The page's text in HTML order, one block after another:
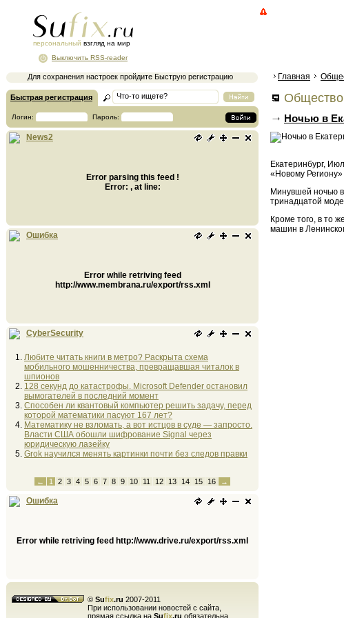
персональный взгляд на мир
Для сохранения настроек пройдите Быструю регистрацию
Выключить RSS-reader
Быстрая регистрация
Логин: Пароль:
News2
Error parsing this feed !
Error: , at line:
Ошибка
Error while retriving feed
http://www.membrana.ru/export/rss.xml
CyberSecurity
Любите читать книги в метро? Раскрыта схема
мобильного мошенничества, превращавшая читалок в
шпионов
128 секунд до катастрофы. Microsoft Defender остановил
вымогателей в последний момент
Способен ли квантовый компьютер решить задачу, перед
которой математики пасуют 167 лет?
Математику не взломать, а вот истцов в суде — запросто.
Власти США обошли шифрование Signal через
юридическую лазейку
Grok научился менять картинки почти без следов правки
← 1 2 3 4 5 6 7 8 9 10 11 12 13 14 15 16 →
Ошибка
Error while retriving feed http://www.drive.ru/export/rss.xml
© Sufix.ru 2007-2011
При использовании новостей с сайта,
прямая ссылка на Sufix.ru обязательна
Главная
Ночью в
Екатеринбург,
«Новому
Минувшей ночью в
тринадцатой
Кроме того, в то
машин в